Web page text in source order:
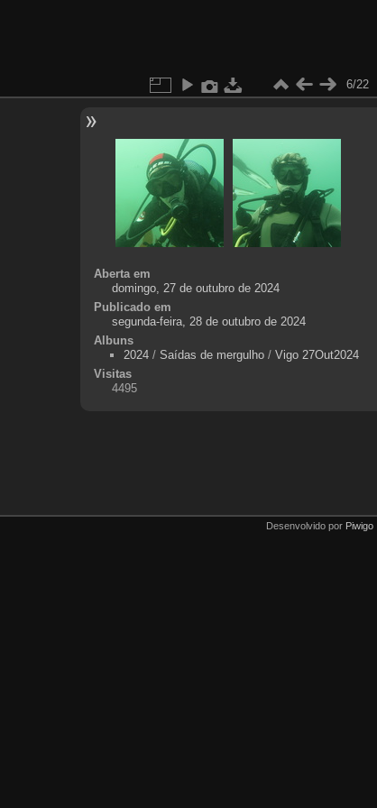
6/22
Aberta em
domingo, 27 de outubro de 2024
Publicado em
segunda-feira, 28 de outubro de 2024
Albuns
2024/ Saídas de mergulho/ Vigo 27Out2024
Visitas
4495
Desenvolvido por Piwigo